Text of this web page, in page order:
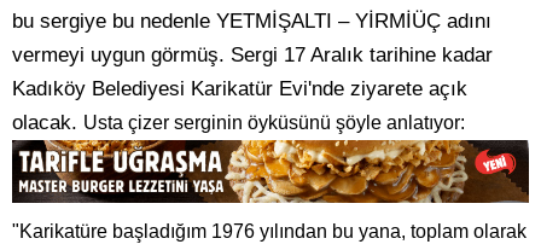
bu sergiye bu nedenle YETMİŞALTI – YİRMİÜÇ adını
vermeyi uygun görmüş. Sergi 17 Aralık tarihine kadar
Kadıköy Belediyesi Karikatür Evi'nde ziyarete açık
olacak. Usta çizer serginin öyküsünü şöyle anlatıyor:
"Karikatüre başladığım 1976 yılından bu yana, toplam olarak